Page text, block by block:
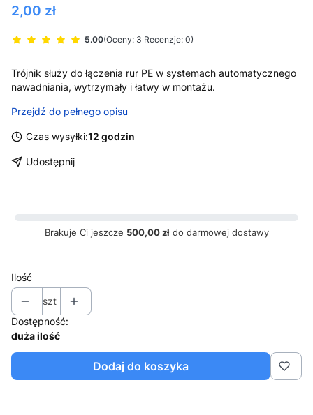
Cena
2,00 zł
5.00(Oceny: 3 Recenzje: 0)
Trójnik służy do łączenia rur PE w systemach automatycznego
nawadniania, wytrzymały i łatwy w montażu.
Przejdź do pełnego opisu
Czas wysyłki:12 godzin
Udostępnij
Brakuje Ci jeszcze 500,00 złdo darmowej dostawy
Ilość
szt
Dostępność:
duża ilość
Dodaj do koszyka